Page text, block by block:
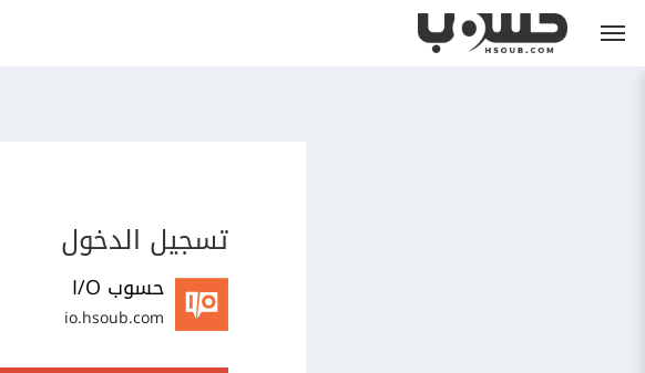
تسجيل الدخول
حسوب I/O
io.hsoub.com